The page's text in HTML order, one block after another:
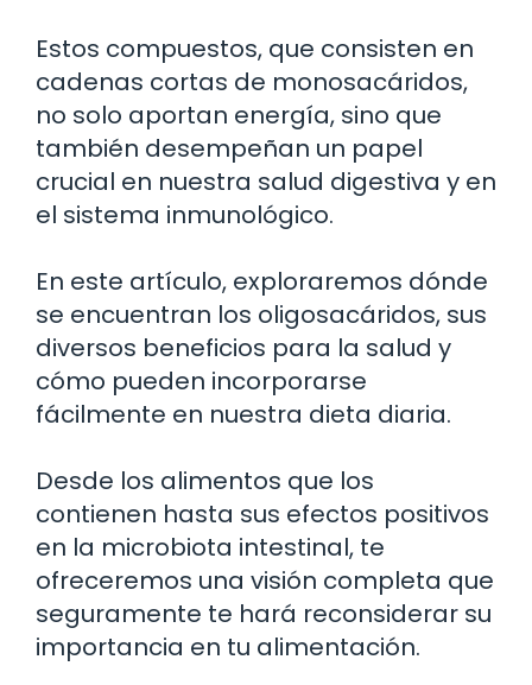
Estos compuestos, que consisten en
cadenas cortas de monosacáridos,
no solo aportan energía, sino que
también desempeñan un papel
crucial en nuestra salud digestiva y en
el sistema inmunológico.
En este artículo, exploraremos dónde
se encuentran los oligosacáridos, sus
diversos beneficios para la salud y
cómo pueden incorporarse
fácilmente en nuestra dieta diaria.
Desde los alimentos que los
contienen hasta sus efectos positivos
en la microbiota intestinal, te
ofreceremos una visión completa que
seguramente te hará reconsiderar su
importancia en tu alimentación.